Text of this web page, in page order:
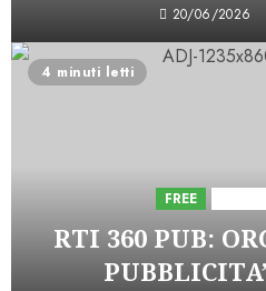
20/06/2026
4 minuti letti
FREE
RTI 360 PUB: